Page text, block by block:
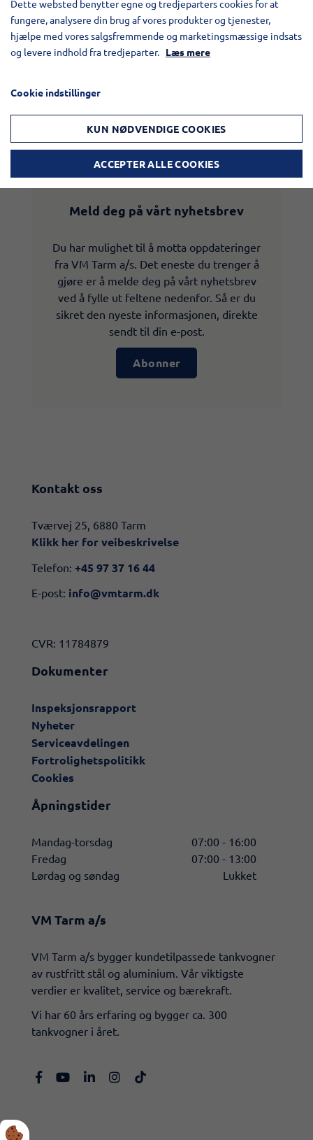
Meld deg på vårt nyhetsbrev
Du har mulighet til å motta oppdateringer
fra VM Tarm a/s. Det eneste du trenger å
gjøre er å melde deg på vårt nyhetsbrev
ved å fylle ut feltene nedenfor. Så er du
sikret den nyeste informasjonen, direkte
sendt til din e-post.
Abonner
Kontakt oss
​​Tværvej 25, 6880 Tarm
Klikk her for veibeskrivelse​
Telefon: +45 97 37 16 44
E-post: info@vmtarm.dk
CVR: 11784879
Dokumenter
Inspeksjonsrapport
Nyheter
Serviceavdelingen
Fortrolighetspolitikk
Cookies
Åpningstider
Mandag-torsdag
07:00 - 16:00
Fredag
07:00 - 13:00
Lørdag og søndag
Lukket
VM Tarm a/s
​VM Tarm a/s bygger kundetilpassede tankvogner
av rustfritt stål og aluminium. Vår viktigste
verdier er kvalitet, service og bærekraft.
Vi har 60 års erfaring og bygger ca. 300
tankvogner i året.
Dette websted benytter egne og tredjeparters cookies for at
fungere, analysere din brug af vores produkter og tjenester,
hjælpe med vores salgsfremmende og marketingsmæssige indsats
og levere indhold fra tredjeparter. Læs mere
Cookie indstillinger
KUN NØDVENDIGE COOKIES
ACCEPTER ALLE COOKIES